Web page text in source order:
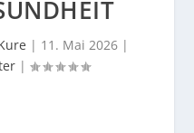
| 11. Mai 2026|
|